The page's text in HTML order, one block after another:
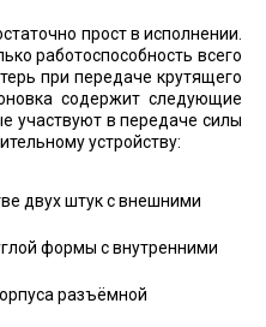
прост в исполнении.
работоспособность всего
при передаче крутящего
содержит следующие
участвуют в передаче силы
устройству:
двух штук с внешними
формы с внутренними
разъёмной